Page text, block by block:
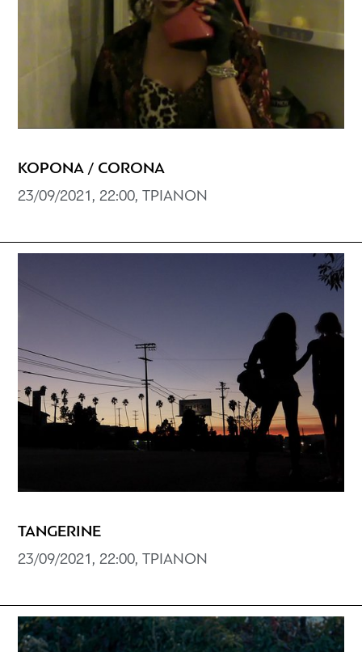
ΚΟΡΟΝΑ / CORONA
23/09/2021, 22:00, ΤΡΙΑΝΟΝ
TANGERINE
23/09/2021, 22:00, ΤΡΙΑΝΟΝ